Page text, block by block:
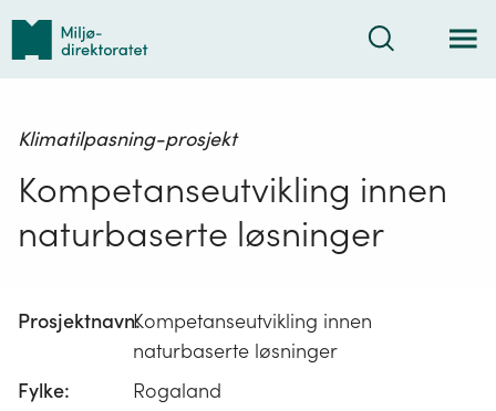
Tilbake
forsiden
Søk
Klimatilpasning-prosjekt
Kompetanseutvikling innen
naturbaserte løsninger
Prosjektnavn:Kompetanseutvikling innen
naturbaserte løsninger
Fylke:
Rogaland